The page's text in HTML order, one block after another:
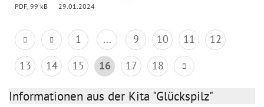
PDF, 99 kB 29.01.2024
1 ... 9 10 11
12
13
14 15 16 17 18
Informationen aus der Kita "Glückspilz"